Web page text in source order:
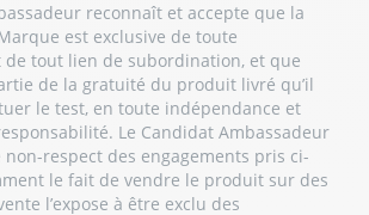
reconnaît et accepte que la
est exclusive de toute
tout lien de subordination, et que
de la gratuité du produit livré qu’il
le test, en toute indépendance et
Le Candidat Ambassadeur
respect des engagements pris ci-
le fait de vendre le produit sur des
l’expose à être exclu des